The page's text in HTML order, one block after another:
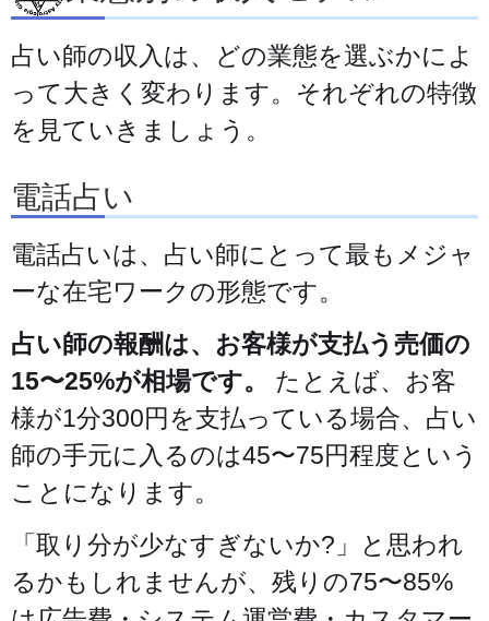
占い師の収入は、どの業態を選ぶかによ
って大きく変わります。それぞれの特徴
を見ていきましょう。
電話占い
電話占いは、占い師にとって最もメジャ
ーな在宅ワークの形態です。
占い師の報酬は、お客様が支払う売価の
15〜25%が相場です。
たとえば、お客
様が1分300円を支払っている場合、占い
師の手元に入るのは45〜75円程度という
ことになります。
「取り分が少なすぎないか?」と思われ
るかもしれませんが、残りの75〜85%